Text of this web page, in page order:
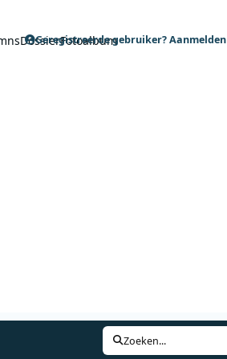
DossierFotoalbum
Geregistreerde gebruiker? Aanmelden
Zoeken...